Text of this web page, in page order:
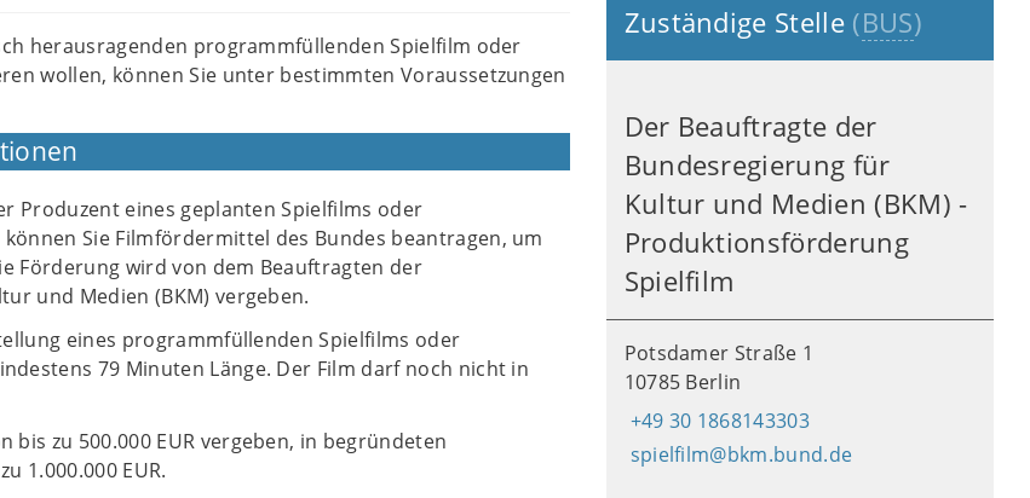
herausragenden programmfüllenden Spielfilm oder
wollen, können Sie unter bestimmten Voraussetzungen
Produzent eines geplanten Spielfilms oder
Sie Filmfördermittel des Bundes beantragen, um
Förderung wird von dem Beauftragten der
und Medien (BKM) vergeben.
eines programmfüllenden Spielfilms oder
79 Minuten Länge. Der Film darf noch nicht in
bis zu 500.000 EUR vergeben, in begründeten
1.000.000 EUR.
Zuständige Stelle (BUS)
Der Beauftragte der
Bundesregierung für
Kultur und Medien (BKM) -
Produktionsförderung
Spielfilm
Potsdamer Straße 1
10785 Berlin
+49 30 1868143303
spielfilm@bkm.bund.de